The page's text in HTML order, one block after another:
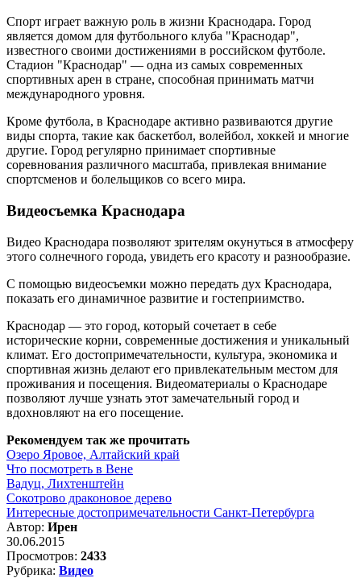
Спорт играет важную роль в жизни Краснодара. Город
является домом для футбольного клуба "Краснодар",
известного своими достижениями в российском футболе.
Стадион "Краснодар" — одна из самых современных
спортивных арен в стране, способная принимать матчи
международного уровня.
Кроме футбола, в Краснодаре активно развиваются другие
виды спорта, такие как баскетбол, волейбол, хоккей и многие
другие. Город регулярно принимает спортивные
соревнования различного масштаба, привлекая внимание
спортсменов и болельщиков со всего мира.
Видеосъемка Краснодара
Видео Краснодара позволяют зрителям окунуться в атмосферу
этого солнечного города, увидеть его красоту и разнообразие.
С помощью видеосъемки можно передать дух Краснодара,
показать его динамичное развитие и гостеприимство.
Краснодар — это город, который сочетает в себе
исторические корни, современные достижения и уникальный
климат. Его достопримечательности, культура, экономика и
спортивная жизнь делают его привлекательным местом для
проживания и посещения. Видеоматериалы о Краснодаре
позволяют лучше узнать этот замечательный город и
вдохновляют на его посещение.
Рекомендуем так же прочитать
Озеро Яровое, Алтайский край
Что посмотреть в Вене
Вадуц, Лихтенштейн
Сокотрово драконовое дерево
Интересные достопримечательности Санкт-Петербурга
Автор: Ирен
30.06.2015
Просмотров: 2433
Рубрика: Видео